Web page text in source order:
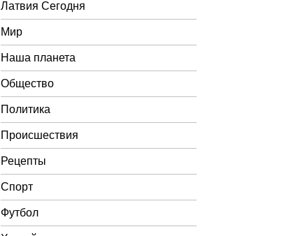
Латвия Сегодня
Мир
Наша планета
Общество
Политика
Происшествия
Рецепты
Спорт
Футбол